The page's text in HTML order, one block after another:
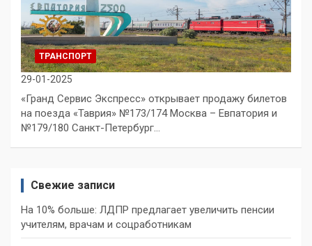
ТРАНСПОРТ
29-01-2025
«Гранд Сервис Экспресс» открывает продажу билетов
на поезда «Таврия» №173/174 Москва – Евпатория и
№179/180 Санкт-Петербург…
Свежие записи
На 10% больше: ЛДПР предлагает увеличить пенсии
учителям, врачам и соцработникам